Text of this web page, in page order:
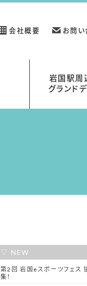
岩国駅周
グランド
会社概要 お問い
NEW
第2回 岩国eスポーツフェス
集！